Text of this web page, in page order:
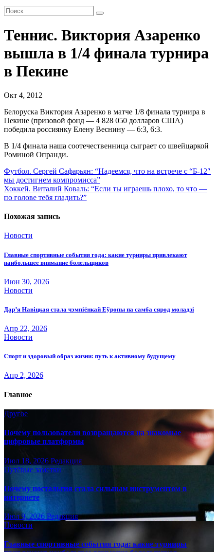
Теннис. Виктория Азаренко
вышла в 1/4 финала турнира
в Пекине
Окт 4, 2012
Белоруска Виктория Азаренко в матче 1/8 финала турнира в
Пекине (призовой фонд — 4 828 050 долларов США)
победила россиянку Елену Веснину — 6:3, 6:3.
В 1/4 финала наша соотечественница сыграет со швейцаркой
Роминой Опранди.
Навигация
по
записям
Футбол. Сергей Сафарьян: “Надеемся, что на встрече с “Б-12″
мы достигнем компромисса”
Хоккей. Виталий Коваль: “Если ты играешь плохо, то что —
по голове тебя гладить?”
Похожая запись
Новости
Главные спортивные события года: какие турниры привлекают
наибольшее внимание болельщиков
Июн 30, 2026
Новости
Дар’я Навіцкая стала чэмпіёнкай Еўропы па самба сярод моладзі
Апр 22, 2026
Новости
Спорт и здоровый образ жизни: путь к активному будущему
Апр 2, 2026
Главное
Другое
Почему пользователи возвращаются на знакомые
цифровые платформы
Июл 18, 2026 Редакция
Путёвые заметки
Почему ностальгия стала сильным инструментом в
интернете
Июл 9, 2026 Редакция
Новости
Главные спортивные события года: какие турниры